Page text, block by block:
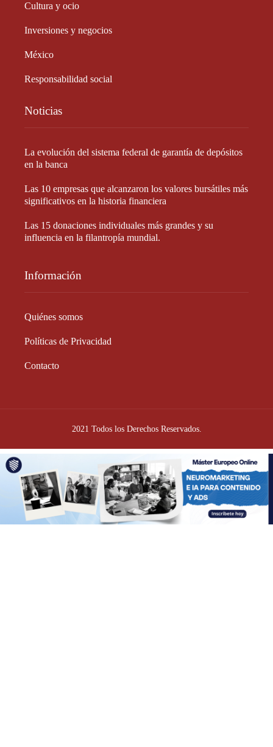
Cultura y ocio
Inversiones y negocios
México
Responsabilidad social
Noticias
La evolución del sistema federal de garantía de depósitos
en la banca
Las 10 empresas que alcanzaron los valores bursátiles más
significativos en la historia financiera
Las 15 donaciones individuales más grandes y su
influencia en la filantropía mundial.
Información
Quiénes somos
Políticas de Privacidad
Contacto
2021 Todos los Derechos Reservados.